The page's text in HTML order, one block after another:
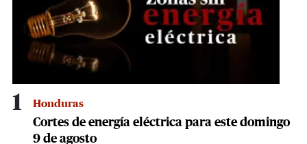
1 Honduras
Cortes de energía eléctrica para este domingo
9 de agosto